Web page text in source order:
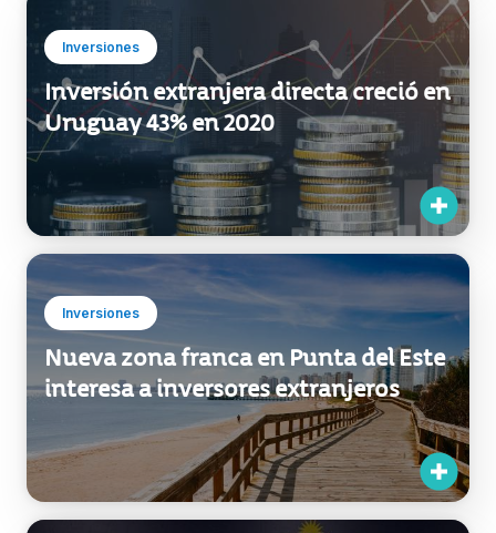
Inversiones
Inversión extranjera directa creció en
Uruguay 43% en 2020
Inversiones
Nueva zona franca en Punta del Este
interesa a inversores extranjeros